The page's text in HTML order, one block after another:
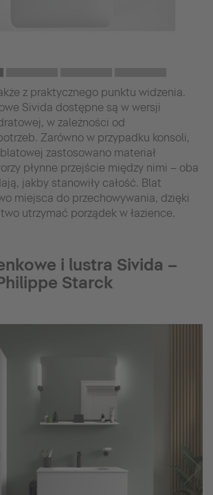
z praktycznego punktu widzenia.
Sivida dostępne są w wersji
w zależności od
Zarówno w przypadku konsoli,
zastosowano materiał
płynne przejście między nimi – oba
jakby stanowiły całość. Blat
miejsca do przechowywania, dzięki
utrzymać porządek w łazience.
i lustra Sivida –
Starck